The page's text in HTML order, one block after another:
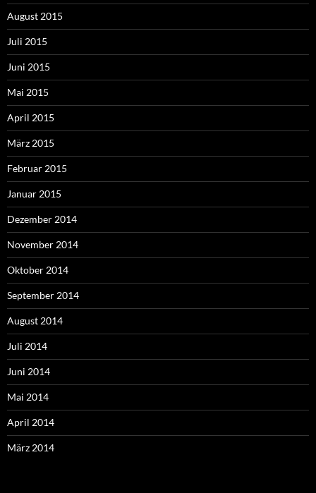
August 2015
Juli 2015
Juni 2015
Mai 2015
April 2015
März 2015
Februar 2015
Januar 2015
Dezember 2014
November 2014
Oktober 2014
September 2014
August 2014
Juli 2014
Juni 2014
Mai 2014
April 2014
März 2014